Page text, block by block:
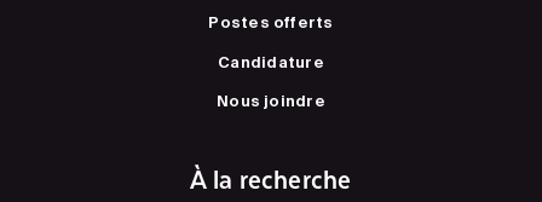
Postes offerts
Candidature
Nous joindre
À la recherche